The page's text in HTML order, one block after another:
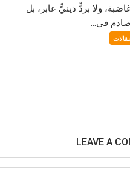
ولا بردٍّ دينيٍّ عابر، بل
في...
LEAVE A